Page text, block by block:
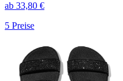
ab 33,80 €
5 Preise